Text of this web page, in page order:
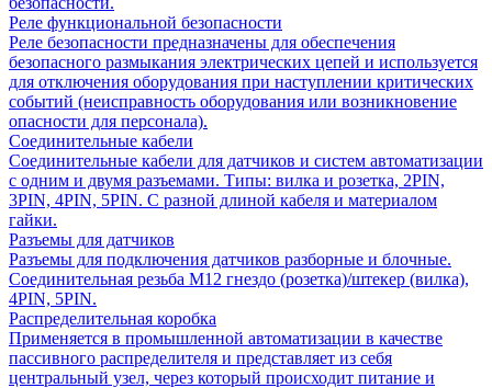
Реле функциональной безопасности
Реле безопасности предназначены для обеспечения
безопасного размыкания электрических цепей и используется
для отключения оборудования при наступлении критических
событий (неисправность оборудования или возникновение
опасности для персонала).
Соединительные кабели
Соединительные кабели для датчиков и систем автоматизации
с одним и двумя разъемами. Типы: вилка и розетка, 2PIN,
3PIN, 4PIN, 5PIN. С разной длиной кабеля и материалом
гайки.
Разъемы для датчиков
Разъемы для подключения датчиков разборные и блочные.
Соединительная резьба М12 гнездо (розетка)/штекер (вилка),
4PIN, 5PIN.
Распределительная коробка
Применяется в промышленной автоматизации в качестве
пассивного распределителя и представляет из себя
центральный узел, через который происходит питание и